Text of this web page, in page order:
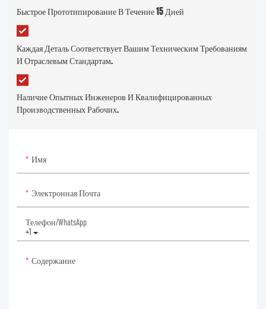
Быстрое Прототипирование В Течение 15 Дней
Каждая Деталь Соответствует Вашим Техническим Требованиям
И Отраслевым Стандартам.
Наличие Опытных Инженеров И Квалифицированных
Производственных Рабочих.
Имя
Электронная Почта
+1
Телефон/WhatsApp
Содержание